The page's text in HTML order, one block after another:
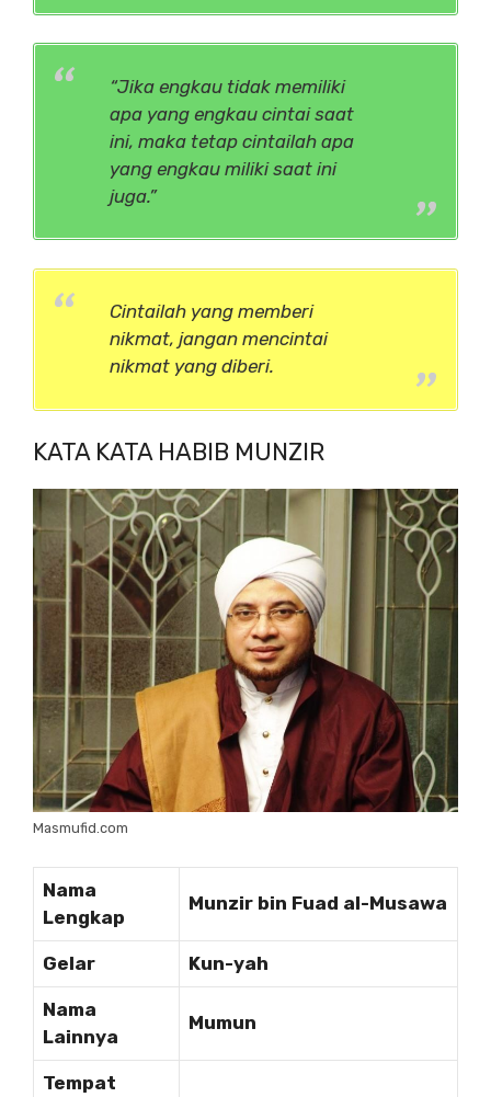
“Jika engkau tidak memiliki
apa yang engkau cintai saat
ini, maka tetap cintailah apa
yang engkau miliki saat ini
juga.”
Cintailah yang memberi
nikmat, jangan mencintai
nikmat yang diberi.
KATA KATA HABIB MUNZIR
Masmufid.com
Nama
Lengkap
Munzir bin Fuad al-Musawa
Gelar Kun-yah
Nama
Lainnya
Mumun
Tempat